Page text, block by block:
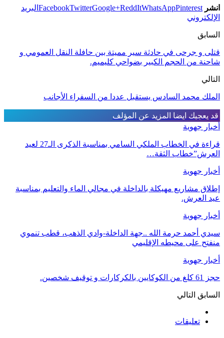
انشر FacebookTwitterGoogle+ReddItWhatsAppPinterest
البريد
الإلكتروني
السابق
قتلى و جرحى في حادثة سير مميتة بين حافلة النقل العمومي و
شاحنة من الحجم الكبير بضواحي كليميم.
التالي
الملك محمد السادس يستقبل عددا من السفراء الأجانب
قد يعجبك ايضا المزيد عن المؤلف
أخبار جهوية
قراءة في الخطاب الملكي السامي بمناسبة الذكرى الـ27 لعيد
العرش”خطاب الثقة…
أخبار جهوية
إطلاق مشاريع مهيكلة بالداخلة في مجالي الماء والتعليم بمناسبة
عيد العرش.
أخبار جهوية
سيدي أحمد حرمة الله ..جهة الداخلة-وادي الذهب، قطب تنموي
منفتح على محيطه الإقليمي
أخبار جهوية
حجز 61 كلغ من الكوكايين بالكركارات و توقيف شخصين.
السابق التالي
تعليقات